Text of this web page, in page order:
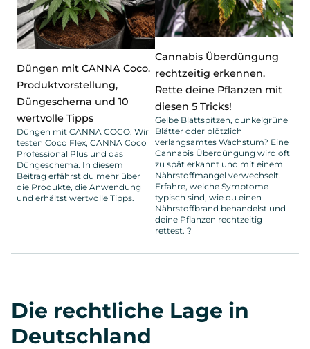
Düngen mit CANNA Coco.
Produktvorstellung,
Düngeschema und 10
wertvolle Tipps
Düngen mit CANNA COCO: Wir
testen Coco Flex, CANNA Coco
Professional Plus und das
Düngeschema. In diesem
Beitrag erfährst du mehr über
die Produkte, die Anwendung
und erhältst wertvolle Tipps.
Cannabis Überdüngung
rechtzeitig erkennen.
Rette deine Pflanzen mit
diesen 5 Tricks!
Gelbe Blattspitzen, dunkelgrüne
Blätter oder plötzlich
verlangsamtes Wachstum? Eine
Cannabis Überdüngung wird oft
zu spät erkannt und mit einem
Nährstoffmangel verwechselt.
Erfahre, welche Symptome
typisch sind, wie du einen
Nährstoffbrand behandelst und
deine Pflanzen rechtzeitig
rettest. ?
Die rechtliche Lage in
Deutschland